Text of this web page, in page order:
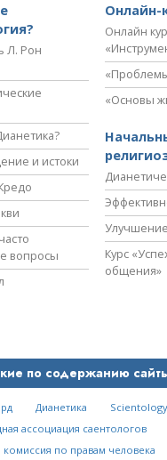
Л. Рон
и истоки
вопросы
Онлайн-
Онлайн
«Основы
Курс
общения»
по содержанию
Дианетика
ассоциация саентологов
комиссия по правам человека